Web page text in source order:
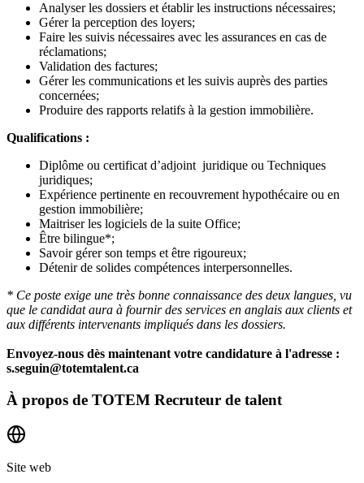
Analyser les dossiers et établir les instructions nécessaires;
Gérer la perception des loyers;
Faire les suivis nécessaires avec les assurances en cas de
réclamations;
Validation des factures;
Gérer les communications et les suivis auprès des parties
concernées;
Produire des rapports relatifs à la gestion immobilière.
Qualifications :
Diplôme ou certificat d’adjoint juridique ou Techniques
juridiques;
Expérience pertinente en recouvrement hypothécaire ou en
gestion immobilière;
Maitriser les logiciels de la suite Office;
Être bilingue*;
Savoir gérer son temps et être rigoureux;
Détenir de solides compétences interpersonnelles.
* Ce poste exige une très bonne connaissance des deux langues, vu
que le candidat aura à fournir des services en anglais aux clients et
aux différents intervenants impliqués dans les dossiers.
Envoyez-nous dès maintenant votre candidature à l'adresse :
s.seguin@totemtalent.ca
À propos de TOTEM Recruteur de talent
Site web